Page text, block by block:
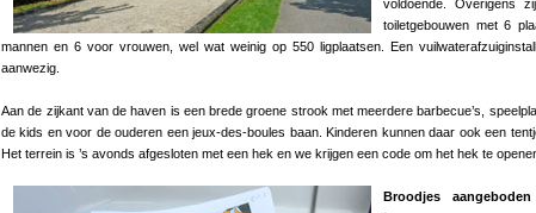
voldoende. Overigens
toiletgebouwen met 6
mannen en 6 voor vrouwen, wel wat weinig op 550 ligplaatsen. Een
aanwezig.
Aan de zijkant van de haven is een brede groene strook met meerdere barbecue’s,
de kids en voor de ouderen een jeux-des-boules baan. Kinderen kunnen daar ook een
Het terrein is ’s avonds afgesloten met een hek en we krijgen een code om het hek te
Broodjes